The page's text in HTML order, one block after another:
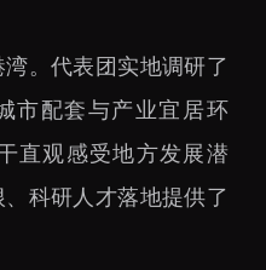
国家高性能医疗器械创
中心
。代表团实地调研了
市配套与产业宜居环
直观感受地方发展潜
科研人才落地提供了